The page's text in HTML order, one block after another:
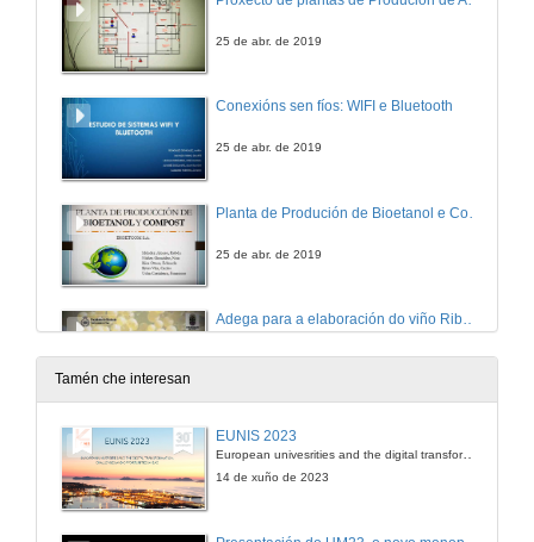
25 de abr. de 2019
Conexións sen fíos: WIFI e Bluetooth
25 de abr. de 2019
25 de abr. de 2019
Adega para a elaboración do viño Ribeiro en Formato semi-sólido
25 de abr. de 2019
Tamén che interesan
EUNIS 2023
European univesrities and the digital transformation: challenges and opportunities ahead
14 de xuño de 2023